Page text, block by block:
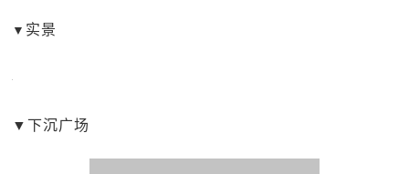
▼ 实景
▼下沉广场